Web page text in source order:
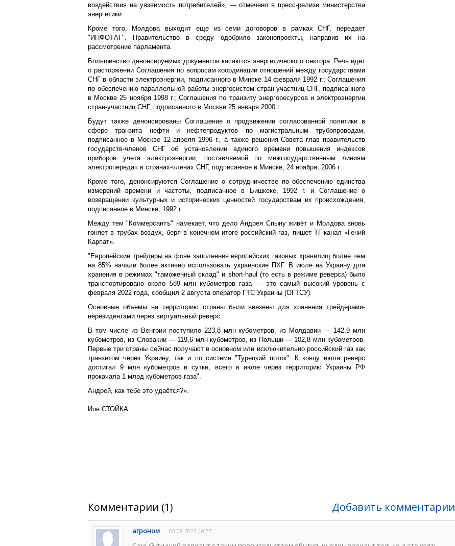
воздействия на уязвимость потребителей», — отмечено в пресс-релизе министерства
энергетики.
Кроме того, Молдова выходит еще из семи договоров в рамках СНГ, передает
"ИНФОТАГ". Правительство в среду одобрило законопроекты, направив их на
рассмотрение парламента.
Большинство денонсируемых документов касаются энергетического сектора. Речь идет
о расторжении Соглашения по вопросам координации отношений между государствами
СНГ в области электроэнергии, подписанного в Минске 14 февраля 1992 г.; Соглашения
по обеспечению параллельной работы энергосистем стран-участниц СНГ, подписанного
в Москве 25 ноября 1998 г.; Соглашения по транзиту энергоресурсов и электроэнергии
стран-участниц СНГ, подписанного в Москве 25 января 2000 г..
Будут также денонсированы Соглашение о продвижении согласованной политики в
сфере транзита нефти и нефтепродуктов по магистральным трубопроводам,
подписанное в Москве 12 апреля 1996 г., а также решения Совета глав правительств
государств-членов СНГ об установлении единого времени повышения индексов
приборов учета электроэнергии, поставляемой по межгосударственным линиям
электропередач в странах-членах СНГ, подписанное в Минске, 24 ноября, 2006 г..
Кроме того, денонсируются Соглашение о сотрудничестве по обеспечению единства
измерений времени и частоты, подписанное в Бишкеке, 1992 г. и Соглашение о
возвращении культурных и исторических ценностей государствам их происхождения,
подписанное в Минске, 1992 г..
Между тем "Коммерсантъ" намекает, что дело Андрея Спыну живёт и Молдова вновь
гоняет в трубах воздух, беря в конечном итоге российский газ, пишет ТГ-канал «Гений
Карпат».
"Европейские трейдеры на фоне заполнения европейских газовых хранилищ более чем
на 85% начали более активно использовать украинские ПХГ. В июле на Украину для
хранения в режимах "таможенный склад" и short-haul (то есть в режиме реверса) было
транспортировано около 589 млн кубометров газа — это самый высокий уровень с
февраля 2022 года, сообщил 2 августа оператор ГТС Украины (ОГТСУ).
Основные объемы на территорию страны были ввезены для хранения трейдерами-
нерезидентами через виртуальный реверс.
В том числе из Венгрии поступило 223,8 млн кубометров, из Молдавии — 142,9 млн
кубометров, из Словакии — 119,6 млн кубометров, из Польши — 102,8 млн кубометров.
Первые три страны сейчас получают в основном или исключительно российский газ как
транзитом через Украину, так и по системе "Турецкий поток". К концу июля реверс
достигал 9 млн кубометров в сутки, всего в июле через территорию Украины РФ
прокачала 1 млрд кубометров газа".
Андрей, как тебе это удаётся?».
Ион СТОЙКА
Комментарии (1) Добавить комментарии
агроном 03.08.2023 10:57